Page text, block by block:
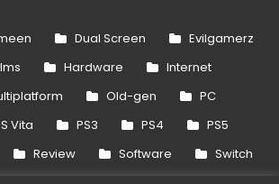
Dual Screen
Evilgamerz
Hardware
Internet
Old-gen
PC
Vita PS3 PS4
PS5
Review Software
Switch